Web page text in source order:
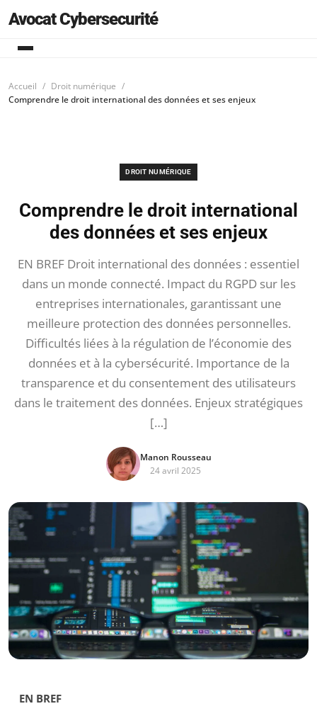
Avocat Cybersecurité
Accueil
Droit numérique
Comprendre le droit international des données et ses enjeux
DROIT NUMÉRIQUE
Comprendre le droit international
des données et ses enjeux
EN BREF Droit international des données : essentiel
dans un monde connecté. Impact du RGPD sur les
entreprises internationales, garantissant une
meilleure protection des données personnelles.
Difficultés liées à la régulation de l’économie des
données et à la cybersécurité. Importance de la
transparence et du consentement des utilisateurs
dans le traitement des données. Enjeux stratégiques
[…]
Manon Rousseau
24 avril 2025
EN BREF